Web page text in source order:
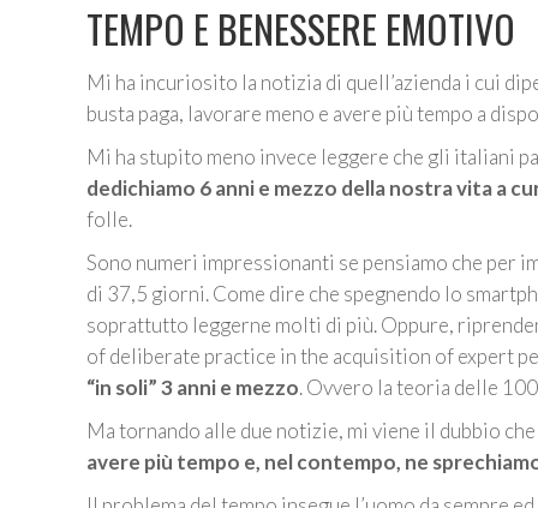
TEMPO E BENESSERE EMOTIVO
Mi ha incuriosito la notizia di quell’azienda i cui
busta paga, lavorare meno e avere più tempo a
Mi ha stupito meno invece leggere che gli italiani
dedichiamo 6 anni e mezzo della nostra vita a
folle.
Sono numeri impressionanti se pensiamo che per
di 37,5 giorni. Come dire che spegnendo lo
soprattutto leggerne molti di più. Oppure,
of deliberate practice in the acquisition of expert
“in soli” 3 anni e mezzo. Ovvero la teoria delle
Ma tornando alle due notizie, mi viene il dubbio
avere più tempo e, nel contempo, ne